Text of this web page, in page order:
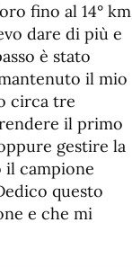
fino al 14° km
dare di più e
è stato
il mio
circa tre
il primo
gestire la
il campione
questo
e che mi